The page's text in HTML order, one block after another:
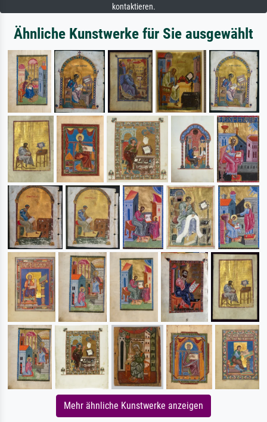
kontaktieren.
Ähnliche Kunstwerke für Sie ausgewählt
Mehr ähnliche Kunstwerke anzeigen